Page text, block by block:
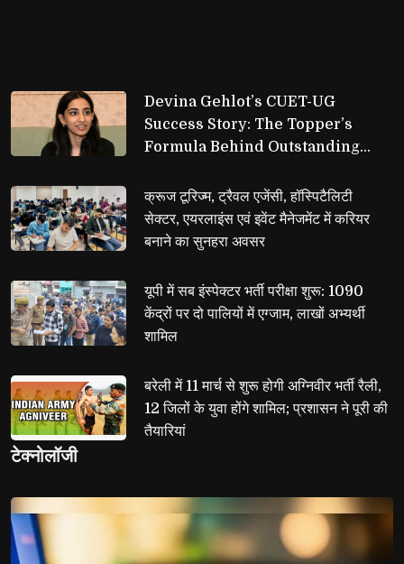
Devina Gehlot’s CUET-UG
Success Story: The Topper’s
Formula Behind Outstanding
क्रूज टूरिज्म, ट्रैवल एजेंसी, हॉस्पिटैलिटी
सेक्टर, एयरलाइंस एवं इवेंट मैनेजमेंट में करियर
बनाने का सुनहरा अवसर
यूपी में सब इंस्पेक्टर भर्ती परीक्षा शुरू: 1090
केंद्रों पर दो पालियों में एग्जाम, लाखों अभ्यर्थी
शामिल
बरेली में 11 मार्च से शुरू होगी अग्निवीर भर्ती रैली,
12 जिलों के युवा होंगे शामिल; प्रशासन ने पूरी की
तैयारियां
टेक्नोलॉजी